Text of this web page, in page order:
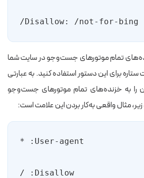
Disallow: /not-for-bing/
تمام موتورهای جست‌وجو در سایت شما
برای این دستور استفاده کنید. به عبارتی
را به خزنده‌های تمام موتورهای جست‌وجو
مثال واقعی به‌کار بردن این علامت است:
Disallow: /